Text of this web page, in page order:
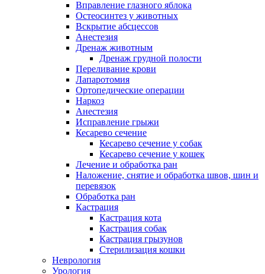
Вправление глазного яблока
Остеосинтез у животных
Вскрытие абсцессов
Анестезия
Дренаж животным
Дренаж грудной полости
Переливание крови
Лапаротомия
Ортопедические операции
Наркоз
Анестезия
Исправление грыжи
Кесарево сечение
Кесарево сечение у собак
Кесарево сечение у кошек
Лечение и обработка ран
Наложение, снятие и обработка швов, шин и
перевязок
Обработка ран
Кастрация
Кастрация кота
Кастрация собак
Кастрация грызунов
Стерилизация кошки
Неврология
Урология